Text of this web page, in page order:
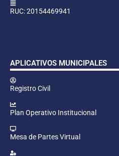
RUC: 20154469941
APLICATIVOS MUNICIPALES
Registro Civil
Plan Operativo Institucional
Mesa de Partes Virtual